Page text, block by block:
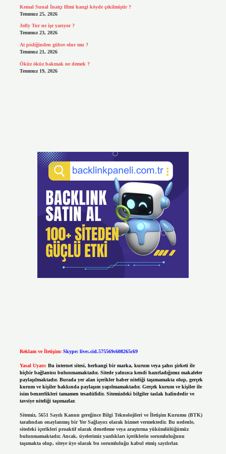
Kemal Sunal İnatçı filmi hangi köyde çekilmiştir ?
Temmuz 25, 2026
Jolly Tur ne işe yarıyor ?
Temmuz 23, 2026
At pisliğinden gübre olur mu ?
Temmuz 21, 2026
Öküz öküz bakmak ne demek ?
Temmuz 19, 2026
Reklam ve İletişim: Skype: live:.cid.575569c608265c69
Yasal Uyarı: Bu internet sitesi, herhangi bir marka, kurum veya şahıs şirketi ile
hiçbir bağlantısı bulunmamaktadır. Sitede yalnızca kendi hazırladığımız makaleler
paylaşılmaktadır. Burada yer alan içerikler haber niteliği taşımamakta olup, gerçek
kurum ve kişiler hakkında paylaşım yapılmamaktadır. Gerçek kurum ve kişiler ile
isim benzerlikleri tamamen tesadüfidir. Sitemizdeki bilgiler taslak halindedir ve
tavsiye niteliği taşımazlar.
Sitemiz, 5651 Sayılı Kanun gereğince Bilgi Teknolojileri ve İletişim Kurumu (BTK)
tarafından onaylanmış bir Yer Sağlayıcı olarak hizmet vermektedir. Bu nedenle,
sitedeki içerikleri proaktif olarak denetleme veya araştırma yükümlülüğümüz
bulunmamaktadır. Ancak, üyelerimiz yazdıkları içeriklerin sorumluluğunu
taşımakta olup, siteye üye olarak bu sorumluluğu kabul etmiş sayılırlar.